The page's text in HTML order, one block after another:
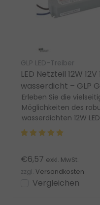
GLP LED-Treiber
LED Netzteil 12W 12V
wasserdicht – GLP
LED Streifen
Erleben Sie die
Möglichkeiten des
wasserdichten 12W
für Innen- und
€6,57 exkl. MwSt.
zzgl. Versandkosten
Vergleichen